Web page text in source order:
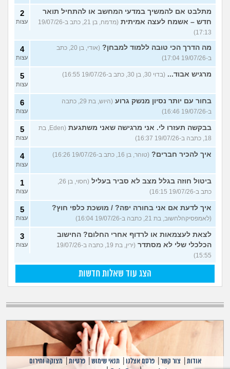
מתלבט אם להמשיך במדעי המחשב או להתחיל תואר
חדש – אשמח לעצה אמיתית
(מדמח, בן 21, כתב ב-19/07/26
17:13)
2
עצות
מה הדרך הכי טובה ללמוד למבחן?
(אודי, בן 20, כתב
ב-19/07/26 17:04)
4
עצות
מרגיש אבוד... (בדוי 30, בן 30, כתב ב-19/07/26 16:55) 5
עצות
בחור עם יותר נסיון מנשק גרוע
(היוש, בת 29, כתבה
ב-19/07/26 16:46)
6
עצות
בבקשה תעזרו לי. אני מרגישה שאני משתגעת
(Eden, בת
18, כתבה ב-19/07/26 16:37)
5
עצות
איך להכיר חברים? (טוהר, בן 16, כתב ב-19/07/26 16:26) 4
עצות
ביטול חוזה בגלל מצב לא סביר בעליל
(חסוי, בן 26,
כתב ב-19/07/26 16:15)
1
עצות
איך לדעת אם אני בחורה יפה? / מושכת כלפי חוץ?
(לאמפסיקהלחשוב, בת 21, כתבה ב-19/07/26 16:04)
5
עצות
לצאת לעצמאות או לרדוף אחרי החלום? החישוב
הכלכלי שלי לא מסתדר
(ירין, בת 19, כתבה ב-19/07/26
15:55)
3
עצות
הצג עוד שאלות חדשות
אודות צור קשר |פרסם אצלנו |תנאי שימוש |פרטיות |מצוקה וחירום